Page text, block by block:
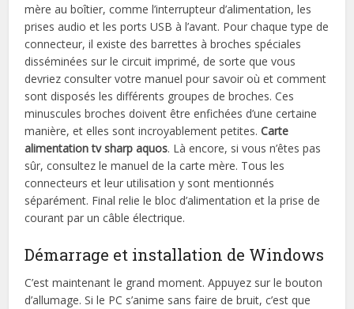
mère au boîtier, comme l’interrupteur d’alimentation, les
prises audio et les ports USB à l’avant. Pour chaque type de
connecteur, il existe des barrettes à broches spéciales
disséminées sur le circuit imprimé, de sorte que vous
devriez consulter votre manuel pour savoir où et comment
sont disposés les différents groupes de broches. Ces
minuscules broches doivent être enfichées d’une certaine
manière, et elles sont incroyablement petites.Carte
alimentation tv sharp aquos. Là encore, si vous n’êtes pas
sûr, consultez le manuel de la carte mère. Tous les
connecteurs et leur utilisation y sont mentionnés
séparément. Final relie le bloc d’alimentation et la prise de
courant par un câble électrique.
Démarrage et installation de Windows
C’est maintenant le grand moment. Appuyez sur le bouton
d’allumage. Si le PC s’anime sans faire de bruit, c’est que